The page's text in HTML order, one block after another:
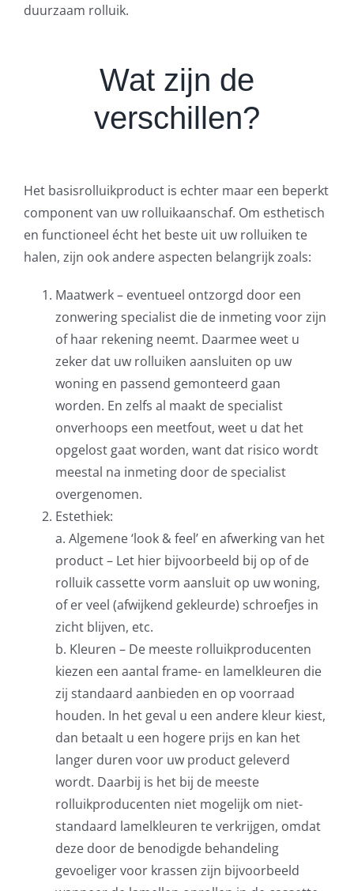
duurzaam rolluik.
Wat zijn de
verschillen?
Het basisrolluikproduct is echter maar een beperkt
component van uw rolluikaanschaf. Om esthetisch
en functioneel écht het beste uit uw rolluiken te
halen, zijn ook andere aspecten belangrijk zoals:
Maatwerk – eventueel ontzorgd door een
zonwering specialist die de inmeting voor zijn
of haar rekening neemt. Daarmee weet u
zeker dat uw rolluiken aansluiten op uw
woning en passend gemonteerd gaan
worden. En zelfs al maakt de specialist
onverhoops een meetfout, weet u dat het
opgelost gaat worden, want dat risico wordt
meestal na inmeting door de specialist
overgenomen.
Estethiek:
a. Algemene ‘look & feel’ en afwerking van het
product – Let hier bijvoorbeeld bij op of de
rolluik cassette vorm aansluit op uw woning,
of er veel (afwijkend gekleurde) schroefjes in
zicht blijven, etc.
b. Kleuren – De meeste rolluikproducenten
kiezen een aantal frame- en lamelkleuren die
zij standaard aanbieden en op voorraad
houden. In het geval u een andere kleur kiest,
dan betaalt u een hogere prijs en kan het
langer duren voor uw product geleverd
wordt. Daarbij is het bij de meeste
rolluikproducenten niet mogelijk om niet-
standaard lamelkleuren te verkrijgen, omdat
deze door de benodigde behandeling
gevoeliger voor krassen zijn bijvoorbeeld